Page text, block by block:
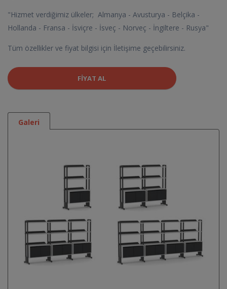
"Hizmet verdiğimiz ülkeler; Almanya - Avusturya - Belçika -
Hollanda - Fransa - İsviçre - İsveç - Norveç - İngiltere - Rusya"
Tüm özellikler ve fiyat bilgisi için İletişime geçebilirsiniz.
FIYAT AL
Galeri